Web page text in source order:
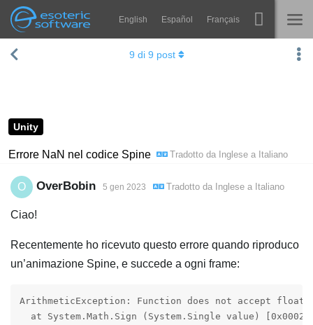
Esoteric Software
Navigation English Español Français
HOME
SUPPORTO
Spine
Acquista
Unity
Errore NaN nel codice Spine Tradotto da Inglese a Italiano
9 di 9 post
O OverBobin 5 gen 2023 Tradotto da Inglese a Italiano
Ciao!
Recentemente ho ricevuto questo errore quando riproduco
un’animazione Spine, e succede a ogni frame:
ArithmeticException: Function does not accept
at System.Math.Sign (System.Single value)